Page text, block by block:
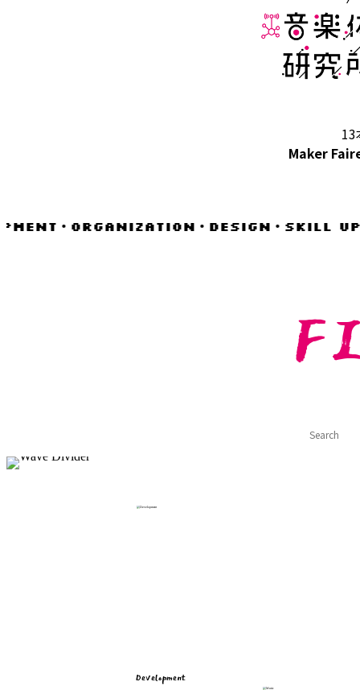
Maker
13
・ORGANIZATION・DESIGN・SKILL UP
Development